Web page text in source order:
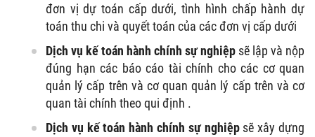
đơn vị dự toán cấp dưới, tình hình chấp hành dự
toán thu chi và quyết toán của các đơn vị cấp dưới
Dịch vụ kế toán hành chính sự nghiệp sẽ lập và nộp
đúng hạn các báo cáo tài chính cho các cơ quan
quản lý cấp trên và cơ quan quản lý cấp trên và cơ
quan tài chính theo qui định .
Dịch vụ kế toán hành chính sự nghiệpsẽ xây dựng